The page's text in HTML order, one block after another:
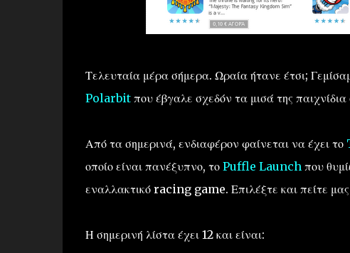
Τελευταία μέρα σήμερα. Ωραία ήτανε έτσι;
Polarbitπου έβγαλε σχεδόν τα μισά της
Από τα σημερινά, ενδιαφέρον φαίνεται να έχει το
οποίο είναι πανέξυπνο, το Puffle Launchπου
εναλλακτικό racing game. Επιλέξτε και πείτε
Η σημερινή λίστα έχει 12 και είναι: